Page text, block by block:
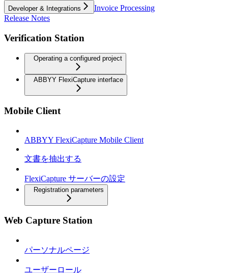
Developer & Integrations
Invoice Processing
Release Notes
Verification Station
Operating a configured project
ABBYY FlexiCapture interface
Mobile Client
ABBYY FlexiCapture Mobile Client
文書を抽出する
FlexiCapture サーバーの設定
Registration parameters
Web Capture Station
パーソナルページ
ユーザーロール